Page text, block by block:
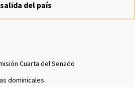
del país
Cuarta del Senado
dominicales